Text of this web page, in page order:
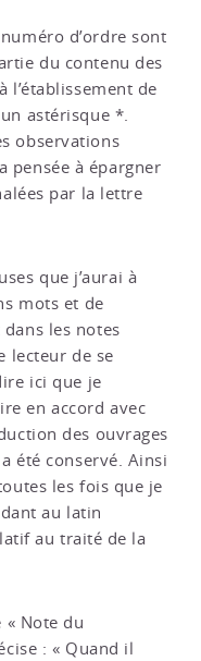
d’ordre sont
du contenu des
l’établissement de
astérisque *.
observations
pensée à épargner
par la lettre
que j’aurai à
mots et de
les notes
lecteur de se
ici que je
en accord avec
des ouvrages
été conservé. Ainsi
les fois que je
au latin
au traité de la
« Note du
: « Quand il